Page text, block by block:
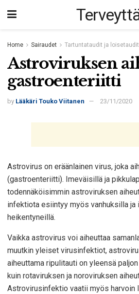
Home Sairaudet Tartuntataudit ja loisetaudit
Astroviruksen
gastroenteriitti
by Lääkäri Touko Viitanen 23/11/2020
Astrovirus on eräänlainen virus, joka
(gastroenteriitti). Imeväisillä ja
todennäköisimmin astroviruksen
infektiota esiintyy myös vanhuksilla ja
heikentyneillä.
Vaikka astrovirus voi aiheuttaa
muutkin yleiset virusinfektiot,
aiheuttama ripulitauti on yleensä
kuin rotaviruksen ja noroviruksen
Astrovirusinfektio vaatii myös harvoin